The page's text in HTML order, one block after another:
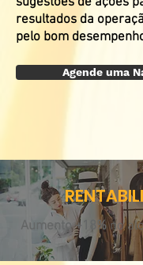
resultados da
pelo bom
Agende uma
Aumento +18%no